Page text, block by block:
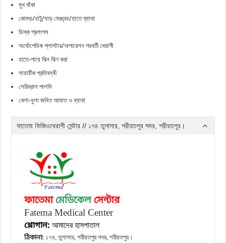
মুখ বাঁকা
কোমড়/হাটু/ঘাড় মেরুদন্ড/হাতে ব্যাথা
ডিস্ক প্রলাপস
অর্থোপেডিক প্লাস্টার/অপারেশন পরবর্তী থেরাপী
হাতে-পায়ে ঝিন ঝিণ করা
সায়াটিক প্রতিবন্ধী
সেরিব্রাল পালসি
খেলা-ধুলা জনিত আঘাত ও ব্যাথা
ফাতেমা ফিজিওথেরাপী সেন্টার // ১৭৪ তুলাসার, শরীয়তপুর সদর, শরীয়তপুর।
ফাতেমা মেডিকেল সেন্টার
Fatema Medical Center
শ্লোগান:আমাদের হাসপাতাল
ঠিকানা: ১৭৪, তুলাসার, শরীয়তপুর সদর, শরীয়তপুর।